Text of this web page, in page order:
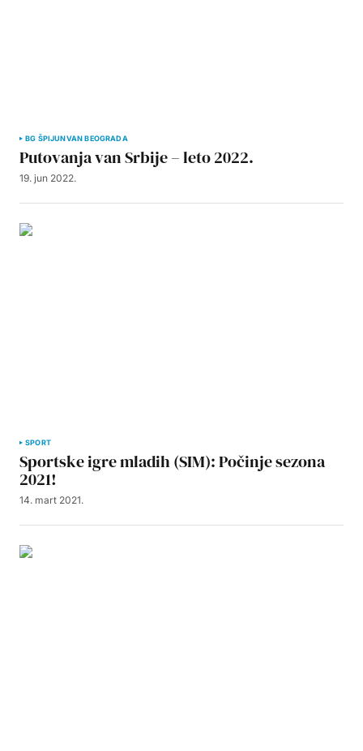
BG ŠPIJUNVAN BEOGRADA
Putovanja van Srbije – leto 2022.
19. jun 2022.
SPORT
Sportske igre mladih (SIM): Počinje sezona
2021!
14. mart 2021.